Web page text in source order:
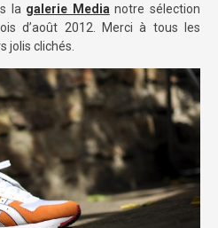
la galerie Media notre sélection
d’août 2012. Merci à tous les
jolis clichés.